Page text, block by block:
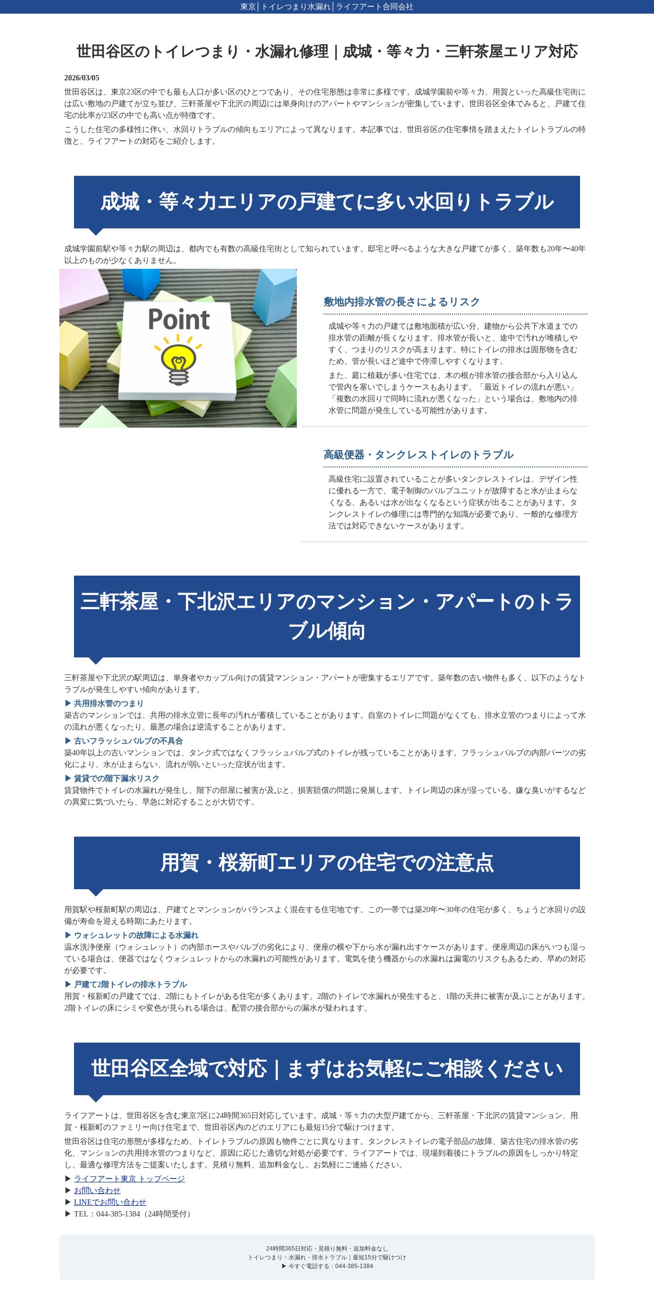
東京│トイレつまり水漏れ│ライフアート合同会社
世田谷区のトイレつまり・水漏れ修理｜成城・等々力・三軒茶屋エリア対応
2026/03/05
世田谷区は、東京23区の中でも最も人口が多い区のひとつであり、その住宅形態は非常に多様です。成城学園前や等々力、用賀といった高級住宅街に
は広い敷地の戸建てが立ち並び、三軒茶屋や下北沢の周辺には単身向けのアパートやマンションが密集しています。世田谷区全体でみると、戸建て住
宅の比率が23区の中でも高い点が特徴です。
こうした住宅の多様性に伴い、水回りトラブルの傾向もエリアによって異なります。本記事では、世田谷区の住宅事情を踏まえたトイレトラブルの特
徴と、ライフアートの対応をご紹介します。
成城・等々力エリアの戸建てに多い水回りトラブル
成城学園前駅や等々力駅の周辺は、都内でも有数の高級住宅街として知られています。邸宅と呼べるような大きな戸建てが多く、築年数も20年〜40年
以上のものが少なくありません。
敷地内排水管の長さによるリスク
成城や等々力の戸建ては敷地面積が広い分、建物から公共下水道までの
排水管の距離が長くなります。排水管が長いと、途中で汚れが堆積しや
すく、つまりのリスクが高まります。特にトイレの排水は固形物を含む
ため、管が長いほど途中で停滞しやすくなります。
また、庭に植栽が多い住宅では、木の根が排水管の接合部から入り込ん
で管内を塞いでしまうケースもあります。「最近トイレの流れが悪い」
「複数の水回りで同時に流れが悪くなった」という場合は、敷地内の排
水管に問題が発生している可能性があります。
高級便器・タンクレストイレのトラブル
高級住宅に設置されていることが多いタンクレストイレは、デザイン性
に優れる一方で、電子制御のバルブユニットが故障すると水が止まらな
くなる、あるいは水が出なくなるという症状が出ることがあります。タ
ンクレストイレの修理には専門的な知識が必要であり、一般的な修理方
法では対応できないケースがあります。
三軒茶屋・下北沢エリアのマンション・アパートのトラ
ブル傾向
三軒茶屋や下北沢の駅周辺は、単身者やカップル向けの賃貸マンション・アパートが密集するエリアです。築年数の古い物件も多く、以下のようなト
ラブルが発生しやすい傾向があります。
▶ 共用排水管のつまり
築古のマンションでは、共用の排水立管に長年の汚れが蓄積していることがあります。自室のトイレに問題がなくても、排水立管のつまりによって水
の流れが悪くなったり、最悪の場合は逆流することがあります。
▶ 古いフラッシュバルブの不具合
築40年以上の古いマンションでは、タンク式ではなくフラッシュバルブ式のトイレが残っていることがあります。フラッシュバルブの内部パーツの劣
化により、水が止まらない、流れが弱いといった症状が出ます。
▶ 賃貸での階下漏水リスク
賃貸物件でトイレの水漏れが発生し、階下の部屋に被害が及ぶと、損害賠償の問題に発展します。トイレ周辺の床が湿っている、嫌な臭いがするなど
の異変に気づいたら、早急に対応することが大切です。
用賀・桜新町エリアの住宅での注意点
用賀駅や桜新町駅の周辺は、戸建てとマンションがバランスよく混在する住宅地です。この一帯では築20年〜30年の住宅が多く、ちょうど水回りの設
備が寿命を迎える時期にあたります。
▶ ウォシュレットの故障による水漏れ
温水洗浄便座（ウォシュレット）の内部ホースやバルブの劣化により、便座の横や下から水が漏れ出すケースがあります。便座周辺の床がいつも湿っ
ている場合は、便器ではなくウォシュレットからの水漏れの可能性があります。電気を使う機器からの水漏れは漏電のリスクもあるため、早めの対応
が必要です。
▶ 戸建て2階トイレの排水トラブル
用賀・桜新町の戸建てでは、2階にもトイレがある住宅が多くあります。2階のトイレで水漏れが発生すると、1階の天井に被害が及ぶことがあります。
2階トイレの床にシミや変色が見られる場合は、配管の接合部からの漏水が疑われます。
世田谷区全域で対応｜まずはお気軽にご相談ください
ライフアートは、世田谷区を含む東京7区に24時間365日対応しています。成城・等々力の大型戸建てから、三軒茶屋・下北沢の賃貸マンション、用
賀・桜新町のファミリー向け住宅まで、世田谷区内のどのエリアにも最短15分で駆けつけます。
世田谷区は住宅の形態が多様なため、トイレトラブルの原因も物件ごとに異なります。タンクレストイレの電子部品の故障、築古住宅の排水管の劣
化、マンションの共用排水管のつまりなど、原因に応じた適切な対処が必要です。ライフアートでは、現場到着後にトラブルの原因をしっかり特定
し、最適な修理方法をご提案いたします。見積り無料、追加料金なし。お気軽にご連絡ください。
▶ ライフアート東京 トップページ
▶ お問い合わせ
▶ LINEでお問い合わせ
▶ TEL：044-385-1384（24時間受付）
24時間365日対応・見積り無料・追加料金なし
トイレつまり・水漏れ・排水トラブル｜最短15分で駆けつけ
▶ 今すぐ電話する：044-385-1384